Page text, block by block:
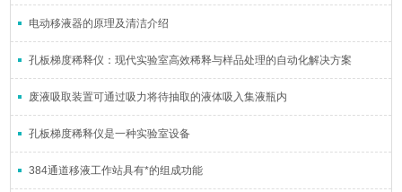
电动移液器的原理及清洁介绍
孔板梯度稀释仪：现代实验室高效稀释与样品处理的自动化解决方案
废液吸取装置可通过吸力将待抽取的液体吸入集液瓶内
孔板梯度稀释仪是一种实验室设备
384通道移液工作站具有*的组成功能